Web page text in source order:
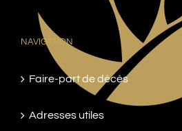
NAVIGATION
Faire-part de décès
Adresses utiles